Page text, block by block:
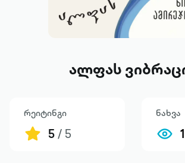
ალფას
რეიტინგი
5/ 5
ნახვა